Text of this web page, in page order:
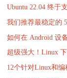
便
携
应
Ubuntu 22.04 终于
我们推荐最稳定的
如何在 Android 设
超级强大！Linux
12个针对Linux和